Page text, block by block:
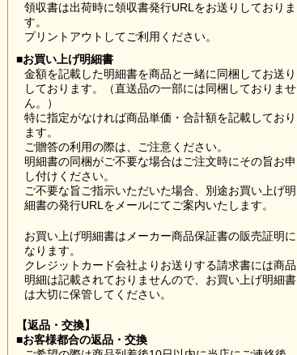
領収書は出荷時に領収書発行URLをお送りしておりま
す。
プリントアウトしてご利用ください。
■お買い上げ明細書
金額を記載した明細書を商品と一緒に同梱してお送り
しております。（直送品の一部には同梱しておりませ
ん。）
特に指定がなければ商品単価・合計額を記載しており
ます。
ご贈答の利用の際は、ご注意ください。
明細書の同梱がご不要な場合はご注文時にその旨お申
し付けください。
ご不要な旨ご指示いただいた場合、別途お買い上げ明
細書の発行URLをメールにてご案内いたします。
お買い上げ明細書はメーカー商品保証書の販売証明に
なります。
クレジットカード会社よりお送りする請求書には商品
明細は記載されておりませんので、お買い上げ明細書
は大切に保管してください。
【返品・交換】
■お客様都合の返品・交換